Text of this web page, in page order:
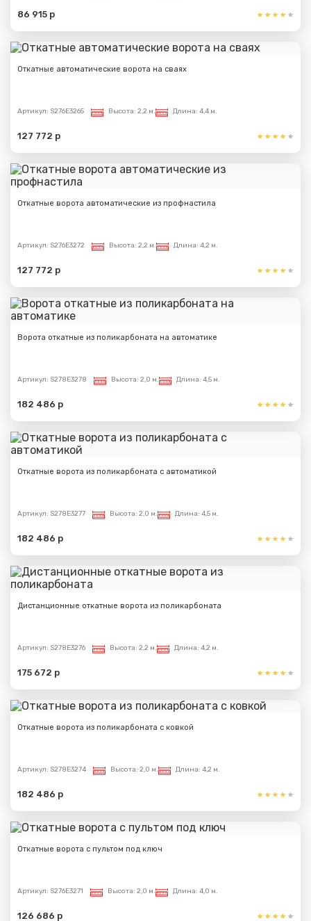
86 915 р
Откатные автоматические ворота на сваях
Артикул: S276E3265 Высота: 2,2 м. Длина: 4,4 м.
127 772 р
Откатные ворота автоматические из профнастила
Артикул: S276E3272 Высота: 2,2 м. Длина: 4,2 м.
127 772 р
Ворота откатные из поликарбоната на автоматике
Артикул: S278E3278 Высота: 2,0 м. Длина: 4,5 м.
182 486 р
Откатные ворота из поликарбоната с автоматикой
Артикул: S278E3277 Высота: 2,0 м. Длина: 4,5 м.
182 486 р
Дистанционные откатные ворота из поликарбоната
Артикул: S278E3276 Высота: 2,2 м. Длина: 4,2 м.
175 672 р
Откатные ворота из поликарбоната с ковкой
Артикул: S278E3274 Высота: 2,0 м. Длина: 4,2 м.
182 486 р
Откатные ворота с пультом под ключ
Артикул: S276E3271 Высота: 2,0 м. Длина: 4,0 м.
126 686 р